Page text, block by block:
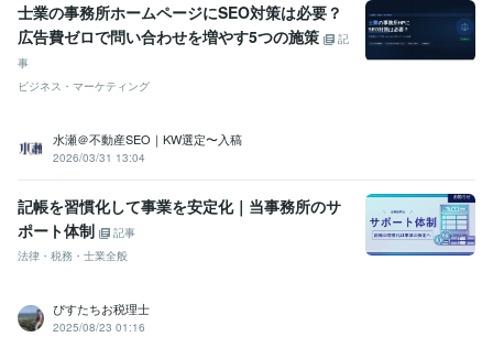
士業の事務所ホームページにSEO対策は必要？
広告費ゼロで問い合わせを増やす5つの施策
記
事
ビジネス・マーケティング
水瀬＠不動産SEO｜KW選定〜入稿
2026/03/31 13:04
記帳を習慣化して事業を安定化｜当事務所のサ
ポート体制
記事
法律・税務・士業全般
ぴすたちお税理士
2025/08/23 01:16